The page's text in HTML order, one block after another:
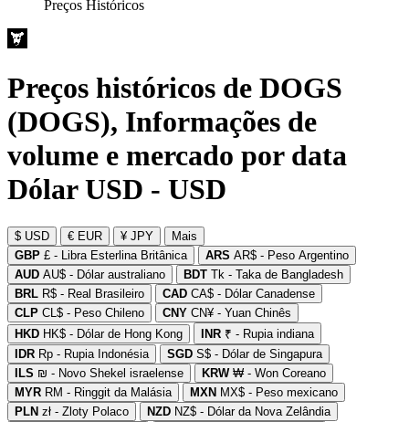
Preços Históricos
Preços históricos de DOGS
(DOGS), Informações de
volume e mercado por data
Dólar USD - USD
$ USD € EUR ¥ JPY
Mais
GBP £ - Libra Esterlina Britânica ARS AR$ - Peso Argentino
AUD AU$ - Dólar australiano BDT Tk - Taka de Bangladesh
BRL R$ - Real Brasileiro CAD CA$ - Dólar Canadense
CLP CL$ - Peso Chileno CNY CN¥ - Yuan Chinês
HKD HK$ - Dólar de Hong Kong INR ₹ - Rupia indiana
IDR Rp - Rupia Indonésia SGD S$ - Dólar de Singapura
ILS ₪ - Novo Shekel israelense KRW₩ - Won Coreano
MYR RM - Ringgit da Malásia MXN MX$ - Peso mexicano
PLN zł - Zloty Polaco NZD NZ$ - Dólar da Nova Zelândia